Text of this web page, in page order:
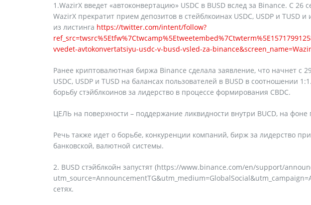
1.WazirX введет «автоконвертацию» USDC в BUSD вслед за Binance. С
WazirX прекратит прием депозитов в стейблкоинах USDC, USDP и
из листинга https://twitter.com/intent/follow?
vvedet-avtokonvertatsiyu-usdc-v-busd-vsled-za-
Ранее криптовалютная биржа Binance сделала заявление, что начнет с
USDC, USDP и TUSD на балансах пользователей в BUSD в соотношении
борьбу стэйблкоинов за лидерство в процессе формирования CBDC.
ЦЕЛЬ на поверхности – поддержание ликвидности внутри BUCD, на фоне
Речь также идет о борьбе, конкуренции компаний, бирж за лидерство
банковской, валютной системы.
2. BUSD стэйблкойн запустят (https://www.binance.com/en/support/
сетях.